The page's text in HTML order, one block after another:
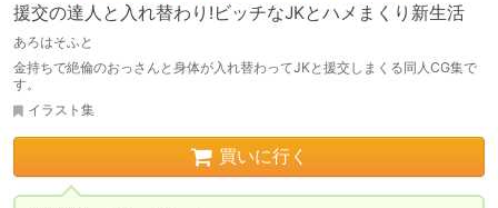
援交の達人と入れ替わり!ビッチなJKとハメまくり新生活
あろはそふと
金持ちで絶倫のおっさんと身体が入れ替わってJKと援交しまくる同人CG集で
す。
イラスト集
買いに行く